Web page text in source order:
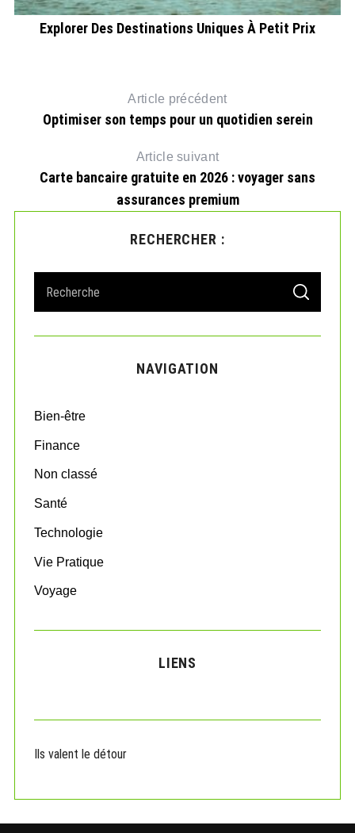
Explorer Des Destinations Uniques À Petit Prix
Article précédent
Optimiser son temps pour un quotidien serein
Article suivant
Carte bancaire gratuite en 2026 : voyager sans
assurances premium
RECHERCHER :
r
o
:
S
A
C
NAVIGATION
Bien-être
Finance
Non classé
Santé
Technologie
Vie Pratique
Voyage
LIENS
Ils valent le détour